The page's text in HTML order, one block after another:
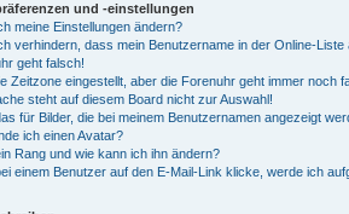
und -einstellungen
meine Einstellungen ändern?
verhindern, dass mein Benutzername in der Online-Liste
geht falsch!
Zeitzone eingestellt, aber die Forenuhr geht immer noch
steht auf diesem Board nicht zur Auswahl!
für Bilder, die bei meinem Benutzernamen angezeigt
ich einen Avatar?
Rang und wie kann ich ihn ändern?
einem Benutzer auf den E-Mail-Link klicke, werde ich